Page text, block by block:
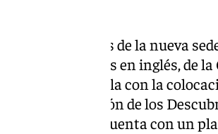
de las obras de la nueva
JRC por sus siglas en inglés, de
en Sevilla con la
Pabellón de los
El proyecto cuenta con un